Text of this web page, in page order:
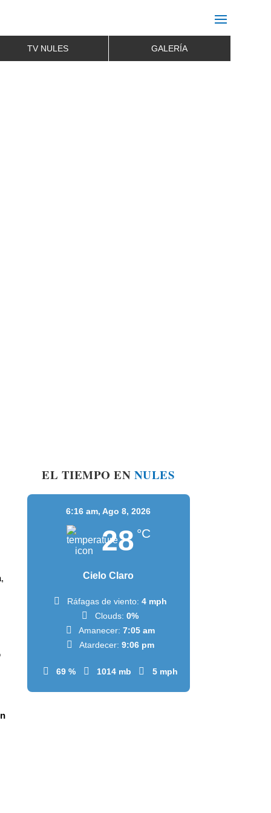
TV NULES GALERÍA
EL TIEMPO EN NULES
6:16 am,Ago 8, 2026
28 °C
Cielo Claro
69 % 1014 mb 5 mph
Ráfagas de viento: 4 mph
Clouds: 0%
Amanecer: 7:05 am
Atardecer: 9:06 pm